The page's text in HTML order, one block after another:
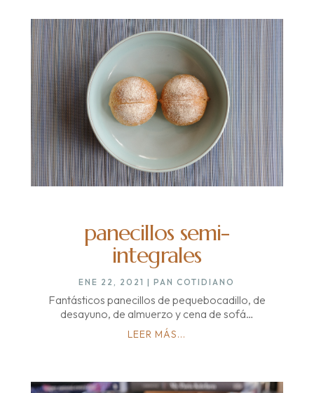
panecillos semi-
integrales
ENE 22, 2021 |PAN COTIDIANO
Fantásticos panecillos de pequebocadillo, de
desayuno, de almuerzo y cena de sofá…
LEER MÁS...